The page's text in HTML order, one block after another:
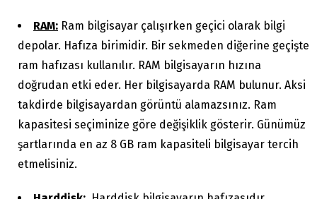
RAM: Ram bilgisayar çalışırken geçici olarak bilgi
depolar. Hafıza birimidir. Bir sekmeden diğerine geçişte
ram hafızası kullanılır. RAM bilgisayarın hızına
doğrudan etki eder. Her bilgisayarda RAM bulunur. Aksi
takdirde bilgisayardan görüntü alamazsınız. Ram
kapasitesi seçiminize göre değişiklik gösterir. Günümüz
şartlarında en az 8 GB ram kapasiteli bilgisayar tercih
etmelisiniz.